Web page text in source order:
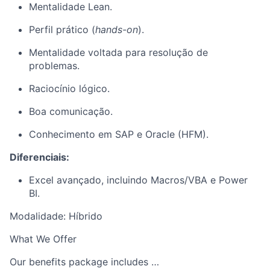
Mentalidade Lean.
Perfil prático (hands-on).
Mentalidade voltada para resolução de
problemas.
Raciocínio lógico.
Boa comunicação.
Conhecimento em SAP e Oracle (HFM).
Diferenciais:
Excel avançado, incluindo Macros/VBA e Power
BI.
Modalidade: Híbrido
What We Offer
Our benefits package includes …